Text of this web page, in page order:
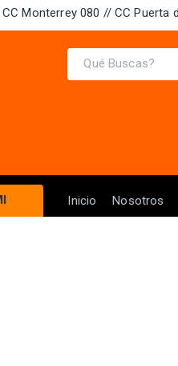
Monterrey 080 // CC Puerta
Inicio Nosotros